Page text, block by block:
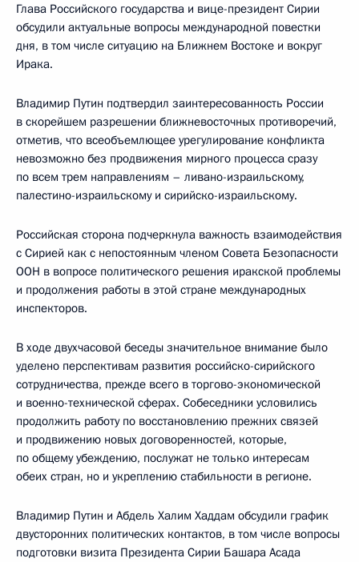
Глава Российского государства и вице-президент Сирии
обсудили актуальные вопросы международной повестки
дня, в том числе ситуацию на Ближнем Востоке и вокруг
Ирака.
Владимир Путин подтвердил заинтересованность России
в скорейшем разрешении ближневосточных противоречий,
отметив, что всеобъемлющее урегулирование конфликта
невозможно без продвижения мирного процесса сразу
по всем трем направлениям – ливано-израильскому,
палестино-израильскому и сирийско-израильскому.
Российская сторона подчеркнула важность взаимодействия
с Сирией как с непостоянным членом Совета Безопасности
ООН в вопросе политического решения иракской проблемы
и продолжения работы в этой стране международных
инспекторов.
В ходе двухчасовой беседы значительное внимание было
уделено перспективам развития российско-сирийского
сотрудничества, прежде всего в торгово-экономической
и военно-технической сферах. Собеседники условились
продолжить работу по восстановлению прежних связей
и продвижению новых договоренностей, которые,
по общему убеждению, послужат не только интересам
обеих стран, но и укреплению стабильности в регионе.
Владимир Путин и Абдель Халим Хаддам обсудили график
двусторонних политических контактов, в том числе вопросы
подготовки визита Президента Сирии Башара Асада